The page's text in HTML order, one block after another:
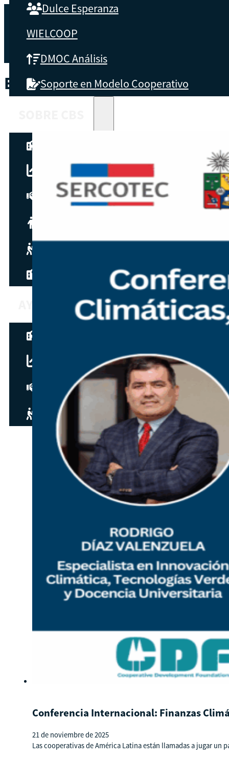
Dulce Esperanza
WIELCOOP
DMOC Análisis
Soporte en Modelo Cooperativo
Resultados clave
Testimonios
Recursos para estudiantes pronto
Guía del instructor pronto
Contacto
ETIQUETA:FCD
Conferencia Internacional: Finanzas
21 de noviembre de 2025
Las cooperativas de América Latina están llamadas a jugar